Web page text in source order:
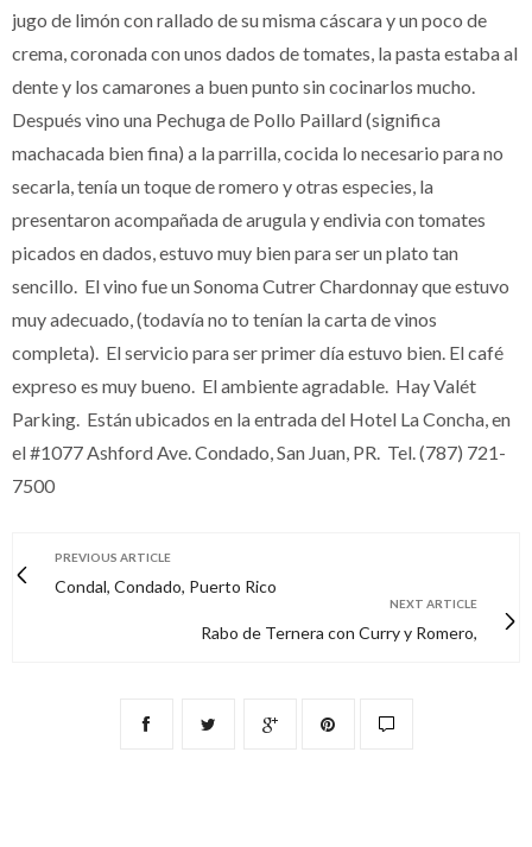
jugo de limón con rallado de su misma cáscara y un poco de
crema, coronada con unos dados de tomates, la pasta estaba al
dente y los camarones a buen punto sin cocinarlos mucho.
Después vino una Pechuga de Pollo Paillard (significa
machacada bien fina) a la parrilla, cocida lo necesario para no
secarla, tenía un toque de romero y otras especies, la
presentaron acompañada de arugula y endivia con tomates
picados en dados, estuvo muy bien para ser un plato tan
sencillo. El vino fue un Sonoma Cutrer Chardonnay que estuvo
muy adecuado, (todavía no to tenían la carta de vinos
completa). El servicio para ser primer día estuvo bien. El café
expreso es muy bueno. El ambiente agradable. Hay Valét
Parking. Están ubicados en la entrada del Hotel La Concha, en
el #1077 Ashford Ave. Condado,San Juan, PR. Tel. (787) 721-
7500
PREVIOUS ARTICLE
Condal, Condado, Puerto Rico
NEXT ARTICLE
Rabo de Ternera con Curry y Romero,